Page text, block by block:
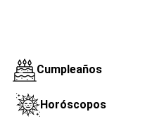
Cumpleaños
Horóscopos